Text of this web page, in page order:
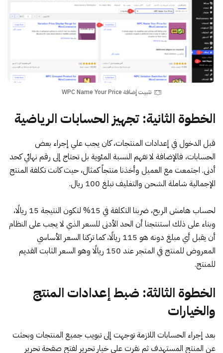
تثبيت إضافة WPC Name Your Price
الخطوة الثانية: تجهيز الحسابات الرياضية
قبل الدخول في إعدادات المنتجات، كان يجب علي إجراء بعض
الحسابات، فالإضافة لا تفهم النسبة المئوية بل تحتاج إلى رقم نهائي كحد
أدنى. اجتمعت مع العميل وأخذنا منتجاً كمثال، حيث كانت تكلفة المنتج
الإجمالية شاملة الشحن والتغليف تبلغ 100 ريال.
لحساب هامش الربح، ضربنا التكلفة في 15% لتكون النتيجة 15 ريالًا،
وبناء على ذلك استنتجنا أن الحد الأدنى للسعر الذي لا يجب على النظام
أن يقبل أي مبلغ دونه هو 115 ريالًا، كما تركنا السعر الأساسي
المعروض للمنتج في المتجر عند 150 ريالًا وهو السعر الثابت القديم
للمنتج.
الخطوة الثالثة: ضبط إعدادات المنتج
والخيارات
بعد إجراء الحسابات اللازمة توجهت إلى تبويب جميع المنتجات وبحثت
عن المنتج المستهدف ثم نقرت على خيار تحرير لفتح صفحة تحرير